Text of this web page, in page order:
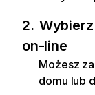
2.
on-line
Możesz
domu lub